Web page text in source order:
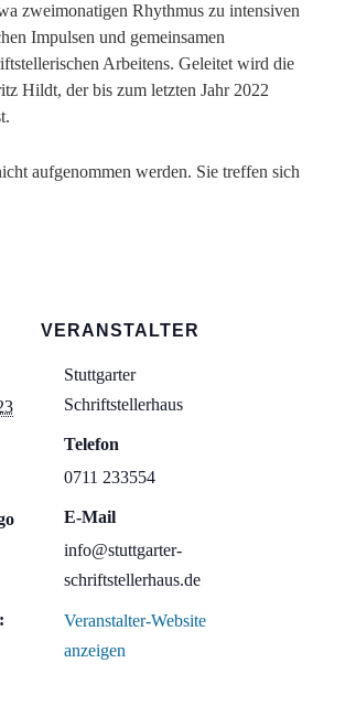
zweimonatigen Rhythmus zu intensiven
Impulsen und gemeinsamen
Arbeitens. Geleitet wird die
Hildt, der bis zum letzten Jahr 2022
aufgenommen werden. Sie treffen sich
VERANSTALTER
Stuttgarter
Schriftstellerhaus
Telefon
0711 233554
E-Mail
info@stuttgarter-
schriftstellerhaus.de
Veranstalter-Website
anzeigen